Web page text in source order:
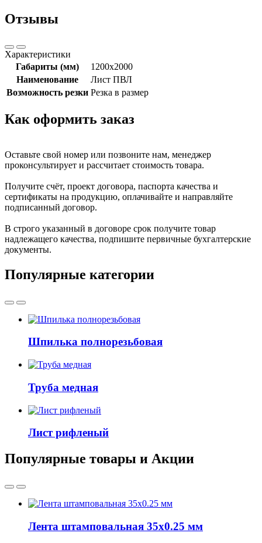
Отзывы
Характеристики
Габариты (мм)
1200х2000
Наименование
Лист ПВЛ
Возможность резки Резка в размер
Как оформить заказ
Оставьте свой номер или позвоните нам, менеджер
проконсультирует и рассчитает стоимость товара.
Получите счёт, проект договора, паспорта качества и
сертификаты на продукцию, оплачивайте и направляйте
подписанный договор.
В строго указанный в договоре срок получите товар
надлежащего качества, подпишите первичные бухгалтерские
документы.
Популярные категории
Шпилька полнорезьбовая
Труба медная
Лист рифленый
Популярные товары и Акции
Лента штамповальная 35x0.25 мм